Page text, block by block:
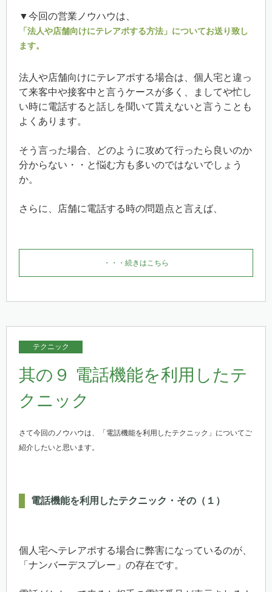
▼今回の営業ノウハウは、
「法人や店舗向けにテレアポする方法」についてお送り致し
ます。
法人や店舗向けにテレアポする場合は、個人宅と違っ
て来客中や接客中と言うケースが多く、ましてや忙し
い時に電話すると話しを聞いて貰えないと言うことも
よくあります。
そう言った場合、どのように攻めて行ったら良いのか
分からない・・と悩む方も多いのではないでしょう
か。
さらに、店舗に電話する時の問題点と言えば、
・・・続きはこちら
テクニック
其の９ 電話機能を利用したテ
クニック
さて今回のノウハウは、「電話機能を利用したテクニック」についてご
紹介したいと思います。
電話機能を利用したテクニック・その（１）
個人宅へテレアポする場合に弊害になっているのが、
「ナンバーデスプレー」の存在です。